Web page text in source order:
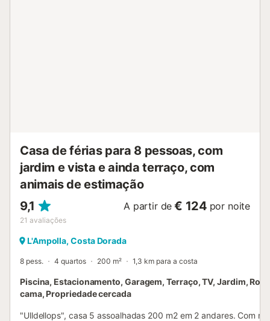
Casa de férias para 8 pessoas, com
jardim e vista e ainda terraço, com
animais de estimação
9,1
21 avaliações
A partir de € 124 por noite
L'Ampolla, Costa Dorada
8 pess. 4 quartos 200 m² 1,3 km para a costa
Piscina, Estacionamento, Garagem, Terraço, TV, Jardim,
cama, Propriedade cercada
"Ulldellops", casa 5 assoalhadas 200 m2 em 2 andares. Com